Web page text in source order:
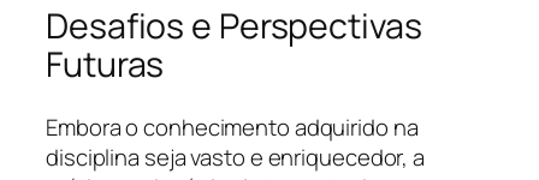
Desafios e Perspectivas
Futuras
Embora o conhecimento adquirido na
disciplina seja vasto e enriquecedor, a